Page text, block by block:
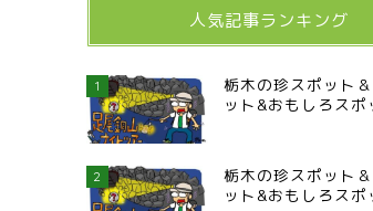
人気記事ランキング
1
栃木の珍スポット
ット&おもしろスポ
2
栃木の珍スポット
ット&おもしろスポ